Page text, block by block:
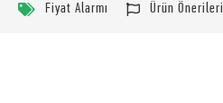
Fiyat Alarmı Ürün Önerileri